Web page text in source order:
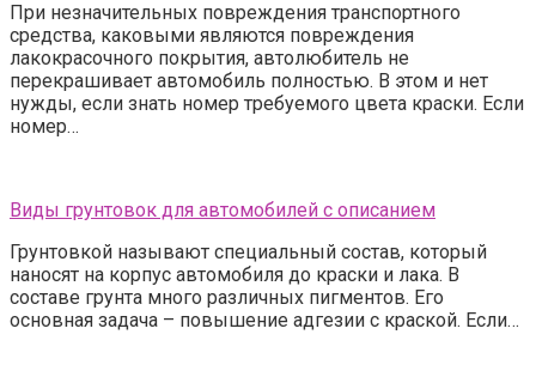
При незначительных повреждения транспортного
средства, каковыми являются повреждения
лакокрасочного покрытия, автолюбитель не
перекрашивает автомобиль полностью. В этом и нет
нужды, если знать номер требуемого цвета краски. Если
номер…
Виды грунтовок для автомобилей с описанием
Грунтовкой называют специальный состав, который
наносят на корпус автомобиля до краски и лака. В
составе грунта много различных пигментов. Его
основная задача – повышение адгезии с краской. Если…